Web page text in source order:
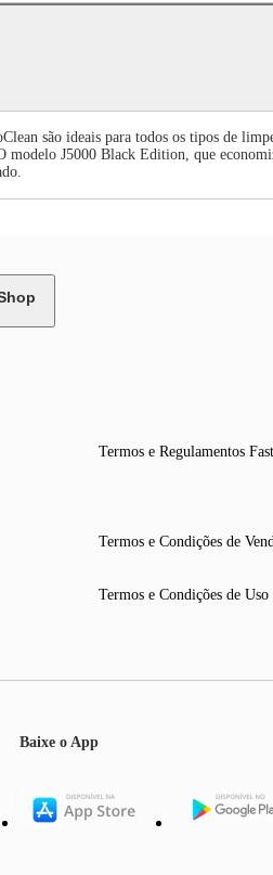
são ideais para todos os tipos de
J5000 Black Edition, que
Termos e Regulamentos
Termos e Condições de
Termos e Condições de Uso
Baixe o App